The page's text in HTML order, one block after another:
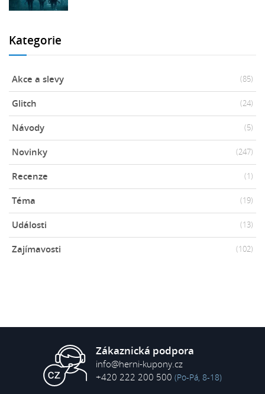
Kategorie
Akce a slevy (85)
Glitch (24)
Návody (5)
Novinky (247)
Recenze (1)
Téma (19)
Události (13)
Zajímavosti (102)
Zákaznická podpora
info@herni-kupony.cz
+420 222 200 500 (Po-Pá, 8-18)